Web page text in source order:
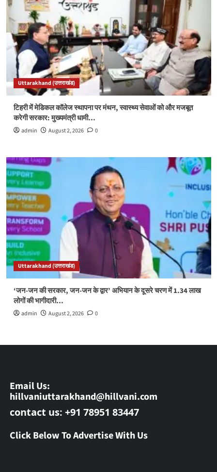
Uttarakhand (उत्तराखंड)
टिहरी में मेडिकल कॉलेज स्थापना पर मंथन, स्वास्थ्य सेवाओं को और मजबूत
करेगी सरकार: मुख्यमंत्री धामी…
admin August 2, 2026 0
Uttarakhand (उत्तराखंड)
‘जन-जन की सरकार, जन-जन के द्वार’ अभियान के दूसरे चरण में 1.34 लाख
लोगों की भागीदारी…
admin August 2, 2026 0
Email Us:
hillvaniuttarakhand@hillvani.com
contact us: +91 78951 83447
Click Below To Advertise With Us